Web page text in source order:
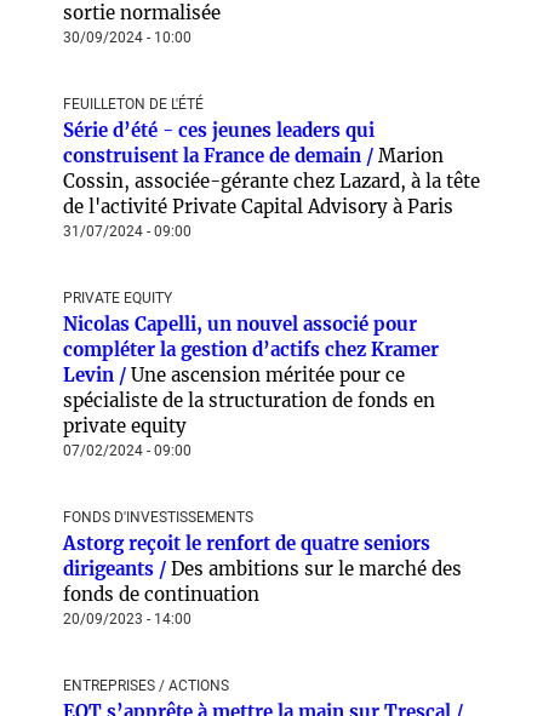
sortie normalisée
30/09/2024 - 10:00
FEUILLETON DE L'ÉTÉ
Série d’été - ces jeunes leaders qui
construisent la France de demain / Marion
Cossin, associée-gérante chez Lazard, à la tête
de l'activité Private Capital Advisory à Paris
31/07/2024 - 09:00
PRIVATE EQUITY
Nicolas Capelli, un nouvel associé pour
compléter la gestion d’actifs chez Kramer
Levin / Une ascension méritée pour ce
spécialiste de la structuration de fonds en
private equity
07/02/2024 - 09:00
FONDS D'INVESTISSEMENTS
Astorg reçoit le renfort de quatre seniors
dirigeants / Des ambitions sur le marché des
fonds de continuation
20/09/2023 - 14:00
ENTREPRISES / ACTIONS